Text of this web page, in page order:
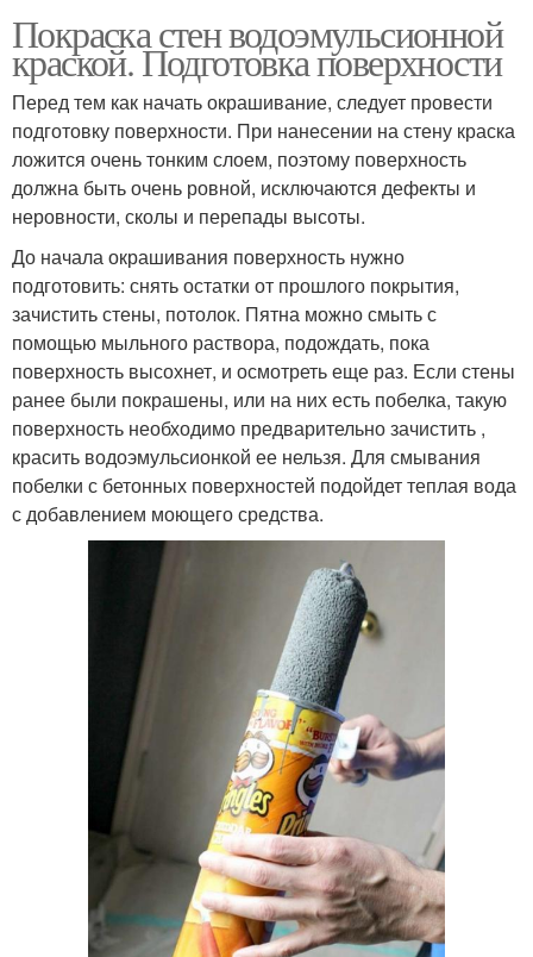
Покраска стен водоэмульсионной
краской. Подготовка поверхности
Перед тем как начать окрашивание, следует провести
подготовку поверхности. При нанесении на стену краска
ложится очень тонким слоем, поэтому поверхность
должна быть очень ровной, исключаются дефекты и
неровности, сколы и перепады высоты.
До начала окрашивания поверхность нужно
подготовить: снять остатки от прошлого покрытия,
зачистить стены, потолок. Пятна можно смыть с
помощью мыльного раствора, подождать, пока
поверхность высохнет, и осмотреть еще раз. Если стены
ранее были покрашены, или на них есть побелка, такую
поверхность необходимо предварительно зачистить ,
красить водоэмульсионкой ее нельзя. Для смывания
побелки с бетонных поверхностей подойдет теплая вода
с добавлением моющего средства.